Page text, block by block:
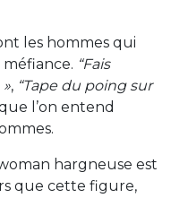
les hommes qui
“Fais
, “Tape du poing sur
l’on entend
hargneuse est
que cette figure,